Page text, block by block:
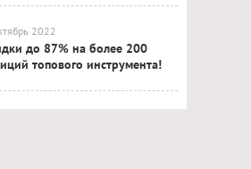
2022
до 87% на более 200
топового инструмента!